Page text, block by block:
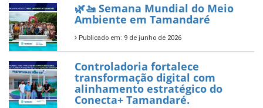
novos investimentos para
fortalecer a saúde pública do
município.
Publicado em: 10 de junho de 2026
Prefeitura de Tamandaré abre
inscrições para o Festival
Multicultural PNAB 2026